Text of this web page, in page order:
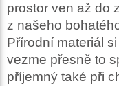
prostor ven až do
z našeho
Přírodní materiál
vezme přesně to
příjemný také při